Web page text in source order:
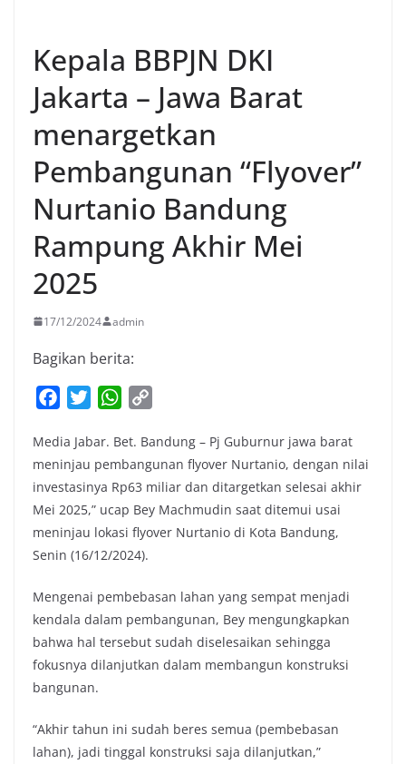
Kepala BBPJN DKI
Jakarta – Jawa Barat
menargetkan
Pembangunan “Flyover”
Nurtanio Bandung
Rampung Akhir Mei
2025
17/12/2024 admin
Bagikan berita:
c
e
b
o
o
k
i
t
t
e
r
W
a
t
s
A
p
p
p
y
L
i
n
Media Jabar. Bet. Bandung – Pj Guburnur jawa barat
meninjau pembangunan flyover Nurtanio, dengan nilai
investasinya Rp63 miliar dan ditargetkan selesai akhir
Mei 2025,” ucap Bey Machmudin saat ditemui usai
meninjau lokasi flyover Nurtanio di Kota Bandung,
Senin (16/12/2024).
Mengenai pembebasan lahan yang sempat menjadi
kendala dalam pembangunan, Bey mengungkapkan
bahwa hal tersebut sudah diselesaikan sehingga
fokusnya dilanjutkan dalam membangun konstruksi
bangunan.
“Akhir tahun ini sudah beres semua (pembebasan
lahan), jadi tinggal konstruksi saja dilanjutkan,”